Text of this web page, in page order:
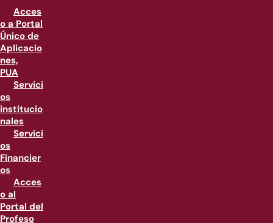
Acces
o a Portal
Único de
Aplicacio
nes,
PUA
Servici
os
institucio
nales
Servici
os
Financier
os
Acces
o al
Portal del
Profeso